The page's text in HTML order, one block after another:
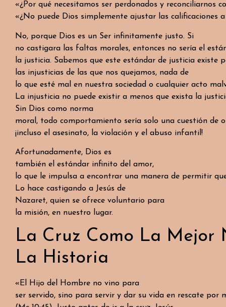
«¿Por qué necesitamos ser perdonados y reconciliarnos
«¿No puede Dios simplemente ajustar las calificaciones
No, porque Dios es un Ser infinitamente justo. Si
no castigara las faltas morales, entonces no sería el
la justicia. Sabemos que este estándar de justicia existe
las injusticias de las que nos quejamos, nada de
lo que esté mal en nuestra sociedad o cualquier acto
La injusticia no puede existir a menos que exista la
Sin Dios como norma
moral, todo comportamiento sería solo una cuestión de
¡incluso el asesinato, la violación y el abuso infantil!
Afortunadamente, Dios es
también el estándar infinito del amor,
lo que le impulsa a encontrar una manera de permitir
Lo hace castigando a Jesús de
Nazaret, quien se ofrece voluntario para
la misión, en nuestro lugar.
La Cruz Como La Mejor
La Historia
«El Hijo del Hombre no vino para
ser servido, sino para servir y dar su vida en rescate por